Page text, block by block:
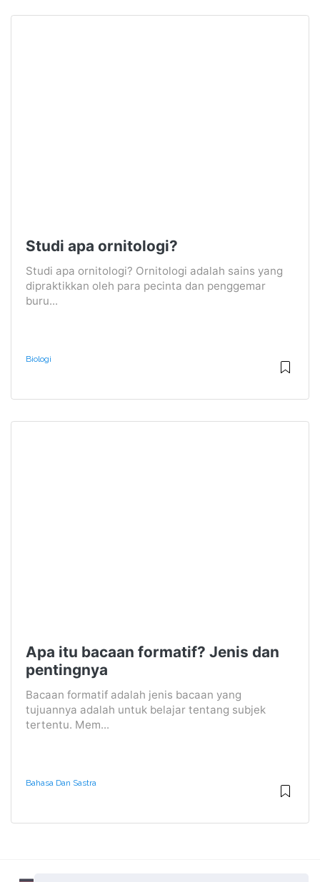
Studi apa ornitologi?
Studi apa ornitologi? Ornitologi adalah sains yang
dipraktikkan oleh para pecinta dan penggemar
buru...
Biologi
Apa itu bacaan formatif? Jenis dan
pentingnya
Bacaan formatif adalah jenis bacaan yang
tujuannya adalah untuk belajar tentang subjek
tertentu. Mem...
Bahasa Dan Sastra